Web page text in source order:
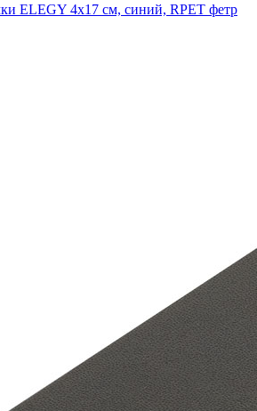
ELEGY 4х17 см, синий, RPET фетр